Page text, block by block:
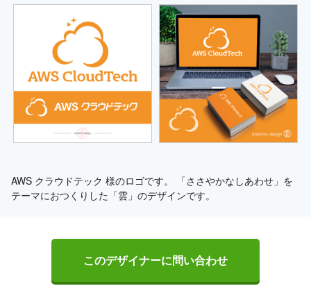
AWS クラウドテック 様のロゴです。 「ささやかなしあわせ」を
テーマにおつくりした「雲」のデザインです。
このデザイナーに問い合わせ